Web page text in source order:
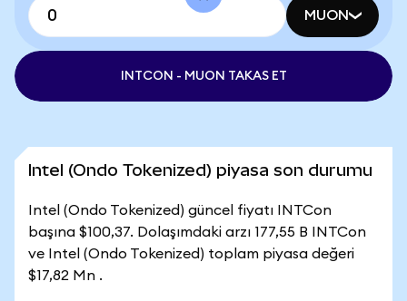
MUON
INTCON - MUON TAKAS ET
Intel (Ondo Tokenized) piyasa son durumu
Intel (Ondo Tokenized) güncel fiyatı INTCon
başına $100,37. Dolaşımdaki arzı 177,55 B INTCon
ve Intel (Ondo Tokenized) toplam piyasa değeri
$17,82 Mn .